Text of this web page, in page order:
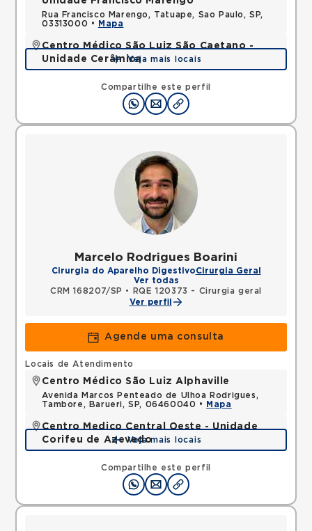
Compartilhe este perfil
Rua Francisco Marengo, Tatuape, Sao Paulo, SP,
03313000 •
Mapa
Centro Médico São Luiz São Caetano -
Unidade Cerâmica
Alameda Caulim, Ceramica, Sao Caetano do Sul,
SP, 09531195 •
Veja mais locais
Marcelo Rodrigues Boarini
Cirurgia do Aparelho DigestivoCirurgia Geral
Ver todas
CRM 168207/SP •
RQE 120373 - Cirurgia geral
Ver perfil
Agende uma consulta
Compartilhe este perfil
Locais de Atendimento
Centro Médico São Luiz Alphaville
Avenida Marcos Penteado de Ulhoa Rodrigues,
Tambore, Barueri, SP, 06460040 •
Mapa
Centro Medico Central Oeste - Unidade
Corifeu de Azevedo
Avenida Corifeu de Azevedo Marques, Centro,
Carapicuiba, SP, 06320090 •
Mapa
Veja mais locais